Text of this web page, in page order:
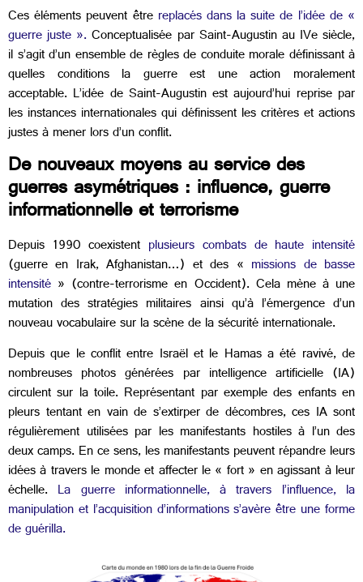
Ces éléments peuvent être replacés dans la suite de l’idée de «
guerre juste ». Conceptualisée par Saint-Augustin au IVe siècle,
il s’agit d’un ensemble de règles de conduite morale définissant à
quelles conditions la guerre est une action moralement
acceptable. L’idée de Saint-Augustin est aujourd’hui reprise par
les instances internationales qui définissent les critères et actions
justes à mener lors d’un conflit.
De nouveaux moyens au service des
guerres asymétriques : influence, guerre
informationnelle et terrorisme
Depuis 1990 coexistent plusieurs combats de haute intensité
(guerre en Irak, Afghanistan…) et des « missions de basse
intensité » (contre-terrorisme en Occident). Cela mène à une
mutation des stratégies militaires ainsi qu’à l’émergence d’un
nouveau vocabulaire sur la scène de la sécurité internationale.
Depuis que le conflit entre Israël et le Hamas a été ravivé, de
nombreuses photos générées par intelligence artificielle (IA)
circulent sur la toile. Représentant par exemple des enfants en
pleurs tentant en vain de s’extirper de décombres, ces IA sont
régulièrement utilisées par les manifestants hostiles à l’un des
deux camps. En ce sens, les manifestants peuvent répandre leurs
idées à travers le monde et affecter le « fort » en agissant à leur
échelle. La guerre informationnelle, à travers l’influence, la
manipulation et l’acquisition d’informations s’avère être une forme
de guérilla.